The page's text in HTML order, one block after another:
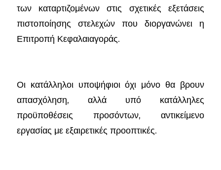
των καταρτιζομένων στις σχετικές εξετάσεις
πιστοποίησης στελεχών που διοργανώνει η
Επιτροπή Κεφαλαιαγοράς.
Οι κατάλληλοι υποψήφιοι όχι μόνο θα βρουν
απασχόληση, αλλά υπό κατάλληλες
προϋποθέσεις προσόντων, αντικείμενο
εργασίας με εξαιρετικές προοπτικές.